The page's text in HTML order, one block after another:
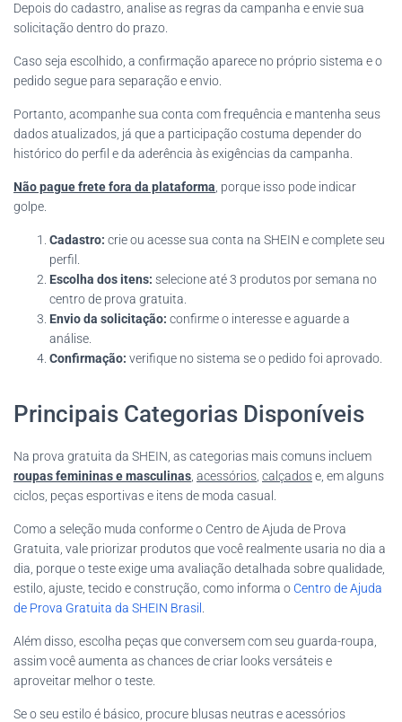
Depois do cadastro, analise as regras da campanha e envie sua
solicitação dentro do prazo.
Caso seja escolhido, a confirmação aparece no próprio sistema e o
pedido segue para separação e envio.
Portanto, acompanhe sua conta com frequência e mantenha seus
dados atualizados, já que a participação costuma depender do
histórico do perfil e da aderência às exigências da campanha.
Não pague frete fora da plataforma , porque isso pode indicar
golpe.
Cadastro: crie ou acesse sua conta na SHEIN e complete seu
perfil.
Escolha dos itens: selecione até 3 produtos por semana no
centro de prova gratuita.
Envio da solicitação: confirme o interesse e aguarde a
análise.
Confirmação: verifique no sistema se o pedido foi aprovado.
Principais Categorias Disponíveis
Na prova gratuita da SHEIN, as categorias mais comuns incluem
roupas femininas e masculinas acessórios calçadose, em alguns
ciclos, peças esportivas e itens de moda casual.
Como a seleção muda conforme o Centro de Ajuda de Prova
Gratuita, vale priorizar produtos que você realmente usaria no dia a
dia, porque o teste exige uma avaliação detalhada sobre qualidade,
estilo, ajuste, tecido e construção, como informa o Centro de Ajuda
de Prova Gratuita da SHEIN Brasil
Além disso, escolha peças que conversem com seu guarda-roupa,
assim você aumenta as chances de criar looks versáteis e
aproveitar melhor o teste.
Se o seu estilo é básico, procure blusas neutras e acessórios